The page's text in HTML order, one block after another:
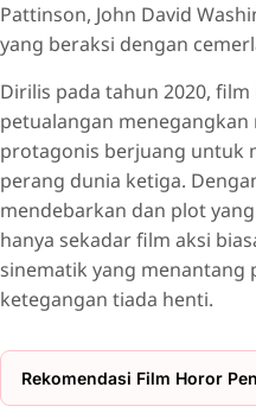
Pattinson, John David
yang beraksi dengan
Dirilis pada tahun 2020,
petualangan
protagonis berjuang untuk
perang dunia ketiga.
mendebarkan dan plot
hanya sekadar film aksi
sinematik yang menantang
ketegangan tiada henti.
Rekomendasi Film Horor